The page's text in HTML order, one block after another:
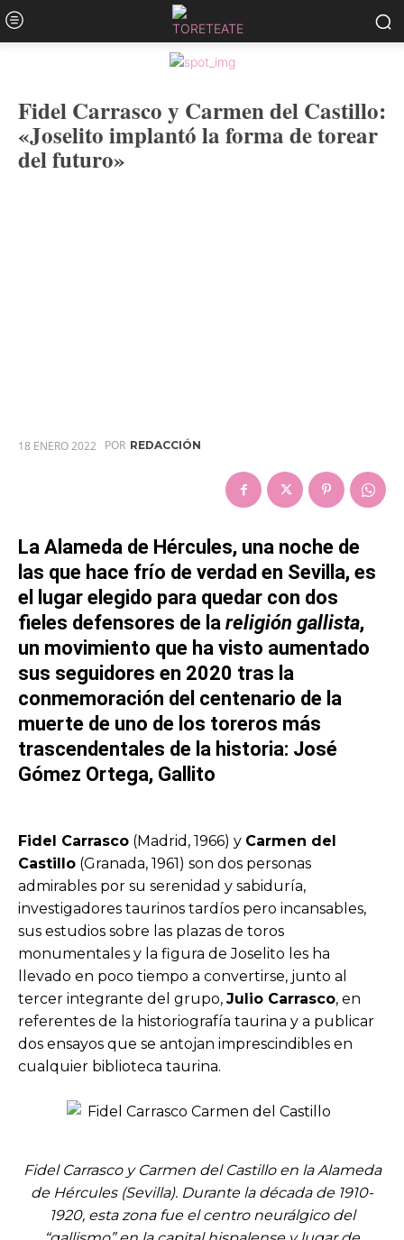
Fidel Carrasco y Carmen del Castillo:
«Joselito implantó la forma de torear
del futuro»
18 ENERO 2022 POR REDACCIÓN
La Alameda de Hércules, una noche de
las que hace frío de verdad en Sevilla, es
el lugar elegido para quedar con dos
fieles defensores de la religión gallista,
un movimiento que ha visto aumentado
sus seguidores en 2020 tras la
conmemoración del centenario de la
muerte de uno de los toreros más
trascendentales de la historia: José
Gómez Ortega, Gallito
Fidel Carrasco (Madrid, 1966) y Carmen del
Castillo (Granada, 1961) son dos personas
admirables por su serenidad y sabiduría,
investigadores taurinos tardíos pero incansables,
sus estudios sobre las plazas de toros
monumentales y la figura de Joselito les ha
llevado en poco tiempo a convertirse, junto al
tercer integrante del grupo, Julio Carrasco, en
referentes de la historiografía taurina y a publicar
dos ensayos que se antojan imprescindibles en
cualquier biblioteca taurina.
Fidel Carrasco y Carmen del Castillo en la Alameda
de Hércules (Sevilla). Durante la década de 1910-
1920, esta zona fue el centro neurálgico del